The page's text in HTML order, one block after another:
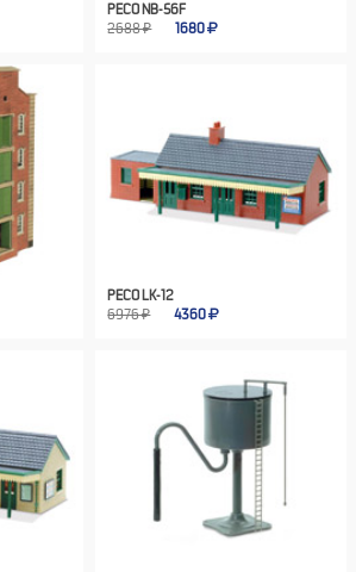
PECO NB-56F
2688 ₽
1680
PECO LK-12
6976 ₽
4360